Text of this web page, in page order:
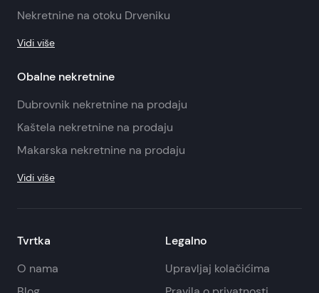
Nekretnine na otoku Drveniku
Vidi više
Obalne nekretnine
Dubrovnik nekretnine na prodaju
Kaštela nekretnine na prodaju
Makarska nekretnine na prodaju
Vidi više
Tvrtka
O nama
Legalno
Upravljaj kolačićima